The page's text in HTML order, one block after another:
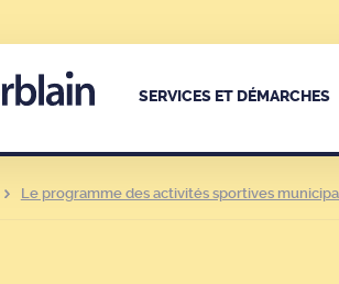
SERVICES ET DÉMARCHES
Le programme des activités sportives